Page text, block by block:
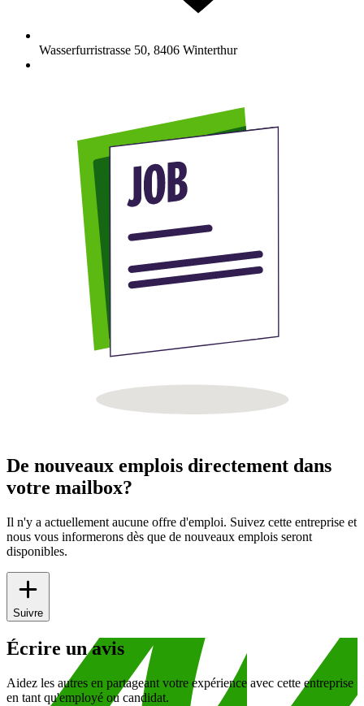
Wasserfurristrasse 50, 8406 Winterthur
De nouveaux emplois directement dans
votre mailbox?
Il n'y a actuellement aucune offre d'emploi. Suivez cette entreprise et
nous vous informerons dès que de nouveaux emplois seront
disponibles.
Suivre
Écrire un avis
Aidez les autres en partageant votre expérience avec cette entreprise
en tant qu'employé ou candidat.